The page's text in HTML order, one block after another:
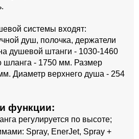
системы входят:
душ, полочка, держатели
душевой штанги - 1030-1460
шланга - 1750 мм. Размер
Диаметр верхнего душа - 254
функции:
регулируется по высоте;
Spray, EnerJet, Spray +